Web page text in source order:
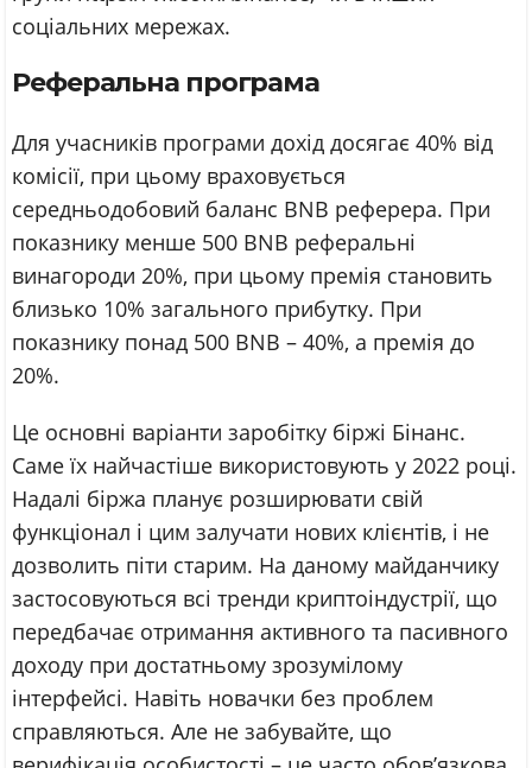
соціальних мережах.
Реферальна програма
Для учасників програми дохід досягає 40% від
комісії, при цьому враховується
середньодобовий баланс BNB реферера. При
показнику менше 500 BNB реферальні
винагороди 20%, при цьому премія становить
близько 10% загального прибутку. При
показнику понад 500 BNB – 40%, а премія до
20%.
Це основні варіанти заробітку біржі Бінанс.
Саме їх найчастіше використовують у 2022 році.
Надалі біржа планує розширювати свій
функціонал і цим залучати нових клієнтів, і не
дозволить піти старим. На даному майданчику
застосовуються всі тренди криптоіндустрії, що
передбачає отримання активного та пасивного
доходу при достатньому зрозумілому
інтерфейсі. Навіть новачки без проблем
справляються. Але не забувайте, що